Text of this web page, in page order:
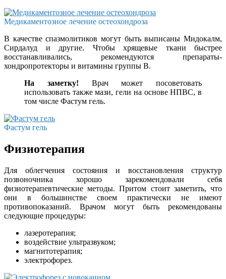
Медикаментозное лечение остеохондроза
В качестве спазмолитиков могут быть выписаны Мидокалм,
Сирдалуд и другие. Чтобы хрящевые ткани быстрее
восстанавливались, рекомендуются препараты-
хондропротекторы и витамины группы В.
На заметку! Врач может посоветовать
использовать также мази, гели на основе НПВС, в
том числе Фастум гель.
Фастум гель
Физиотерапия
Для облегчения состояния и восстановления структур
позвоночника хорошо зарекомендовали себя
физиотерапевтические методы. Притом стоит заметить, что
они в большинстве своем практически не имеют
противопоказаний. Врачом могут быть рекомендованы
следующие процедуры:
лазеротерапия;
воздействие ультразвуком;
магнитотерапия;
электрофорез.